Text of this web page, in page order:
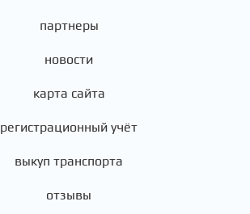
партнеры
новости
карта сайта
регистрационный учёт
выкуп транспорта
отзывы